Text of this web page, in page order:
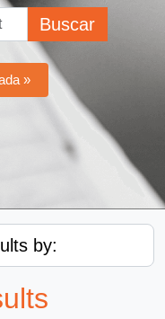
Buscar
»
by: